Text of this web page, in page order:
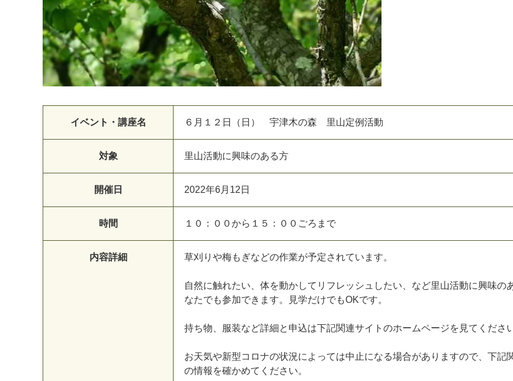
イベント・講座名 ６月１２日（日） 宇津木の森 里山定例活動
対象 里山活動に興味のある方
開催日 2022年6月 12 日
時間 １ ０ ： ０ ０から １ ５ ： ０ ０ ごろ ま で
内容詳細 草刈 り や梅も ぎなどの作業が予定さ れてい ま す。
自然に触れたい 体を動かして リ フ レ ッ シ ュ したい など里山活動に興味の
なたでも参加でき ま す。 見学だけでもOKです。
持ち物 服装など詳細と 申込は下記関連サイ ト のホー ムページを 見て く ださ
お天気や新型コ ロナの状況に よ っては中 止になる場合があ り ま すので 下記
の情報 を確かめて く ださ い。